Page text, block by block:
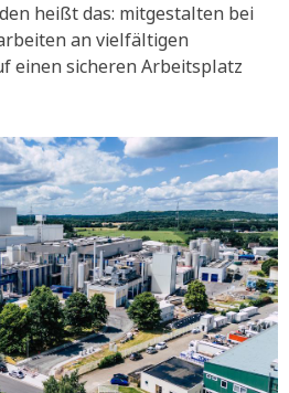
heißt das: mitgestalten bei
an vielfältigen
einen sicheren Arbeitsplatz